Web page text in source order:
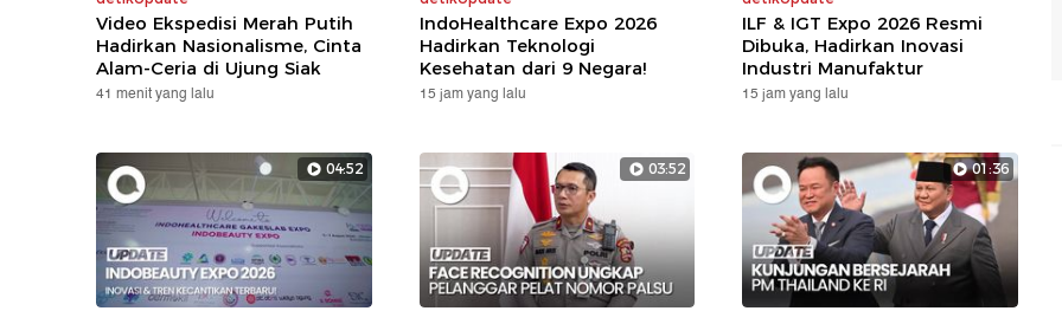
Video Ekspedisi Merah Putih
Hadirkan Nasionalisme, Cinta
Alam-Ceria di Ujung Siak
41 menit yang lalu
IndoHealthcare Expo 2026
Hadirkan Teknologi
Kesehatan dari 9 Negara!
15 jam yang lalu
ILF & IGT Expo 2026 Resmi
Dibuka, Hadirkan Inovasi
Industri Manufaktur
15 jam yang lalu
04:52 03:52 01:36